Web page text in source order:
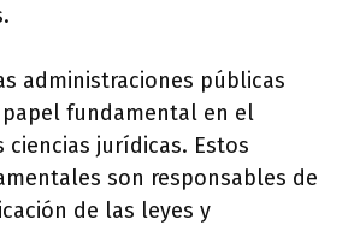
administraciones públicas
fundamental en el
jurídicas. Estos
son responsables de
de las leyes y